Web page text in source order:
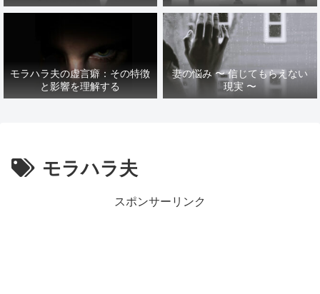
モラハラ夫の虚言癖：その特徴
と影響を理解する
妻の悩み 〜 信じてもらえない
現実 〜
モラハラ夫
スポンサーリンク